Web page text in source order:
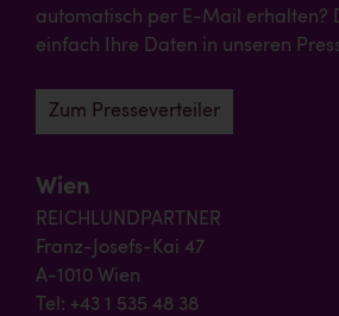
automatisch per E-Mail erhalten?
einfach Ihre Daten in unseren
Zum Presseverteiler
Wien
REICHLUNDPARTNER
Franz-Josefs-Kai 47
A-1010 Wien
Tel: +43 1 535 48 38